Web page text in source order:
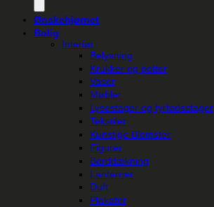
Ønskehjørnet
Bolig
Interiør
Belysning
Krukker og potter
Vaser
Møbler
Lysestager og fyrfadsstager
Tekstiler
Kunstige Blomster
Figurer
Borddækning
Lanterner
Duft
Plakater